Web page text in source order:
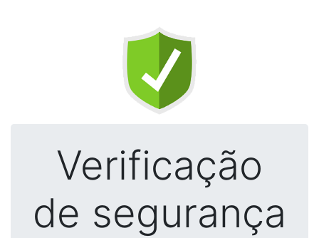
Verificação
de segurança